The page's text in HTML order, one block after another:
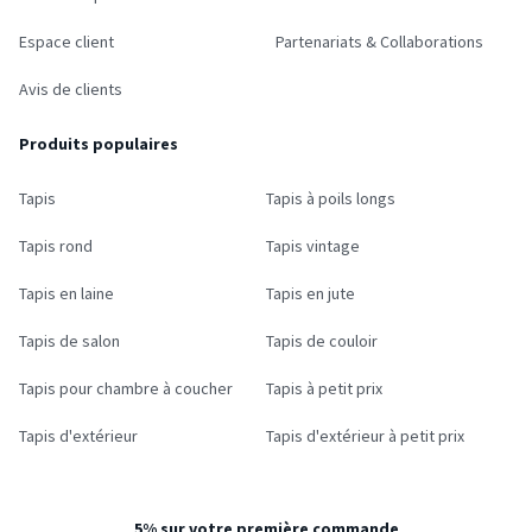
Espace client
Avis de clients
Partenariats & Collaborations
Produits populaires
Tapis Tapis à poils longs
Tapis rond Tapis vintage
Tapis en laine Tapis en jute
Tapis de salon Tapis de couloir
Tapis pour chambre à coucher Tapis à petit prix
Tapis d'extérieur Tapis d'extérieur à petit prix